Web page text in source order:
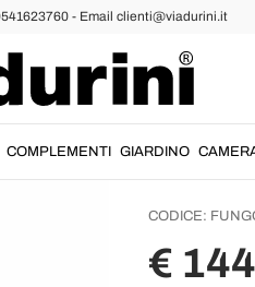
- Email clienti@viadurini.it
COMPLEMENTI GIARDINO
CODICE:
€